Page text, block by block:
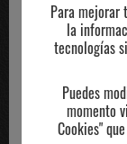
Para mejorar
la
tecnologías
Puedes
momento
Cookies"